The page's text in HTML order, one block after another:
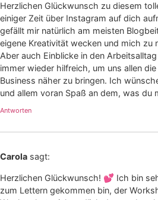
Herzlichen Glückwunsch zu diesem
einiger Zeit über Instagram auf dich
gefällt mir natürlich am meisten
eigene Kreativität wecken und mich zu
Aber auch Einblicke in den
immer wieder hilfreich, um uns allen
Business näher zu bringen. Ich
und allem voran Spaß an dem, was du
Antworten
Carola sagt:
Herzlichen Glückwunsch! 💕 Ich bin
zum Lettern gekommen bin, der